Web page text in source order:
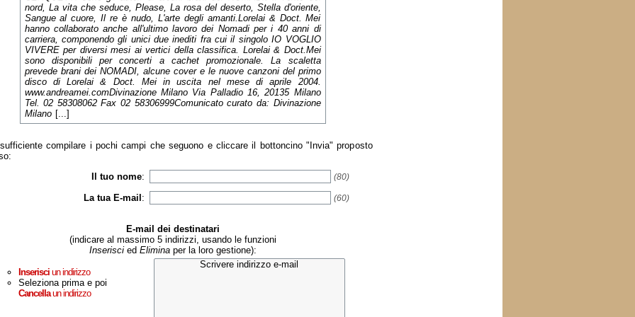
nord, La vita che seduce, Please, La rosa del deserto, Stella d'oriente,
Sangue al cuore, Il re è nudo, L'arte degli amanti.Lorelai & Doct. Mei
hanno collaborato anche all'ultimo lavoro dei Nomadi per i 40 anni di
carriera, componendo gli unici due inediti fra cui il singolo IO VOGLIO
VIVERE per diversi mesi ai vertici della classifica. Lorelai & Doct.Mei
sono disponibili per concerti a cachet promozionale. La scaletta
prevede brani dei NOMADI, alcune cover e le nuove canzoni del primo
disco di Lorelai & Doct. Mei in uscita nel mese di aprile 2004.
www.andreamei.comDivinazione Milano Via Palladio 16, 20135 Milano
Tel. 02 58308062 Fax 02 58306999Comunicato curato da: Divinazione
Milano [...]
compilare i pochi campi che seguono e cliccare il bottoncino "Invia" proposto
Il tuo nome: (80)
La tua E-mail : (60)
E-mail dei destinatari
(indicare al massimo 5 indirizzi, usando le funzioni
Inseriscied Eliminaper la loro gestione):
Inserisciun indirizzo
Seleziona prima e poi
Cancellaun indirizzo